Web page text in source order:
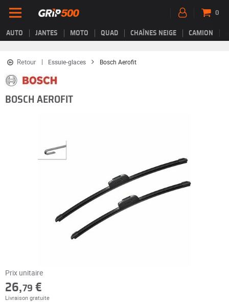
AUTO JANTES MOTO QUAD CHAÎNES NEIGE CAMION
0
Retour Essuie-glaces Bosch Aerofit
BOSCH AEROFIT
Prix unitaire
26,79 €
Livraison gratuite